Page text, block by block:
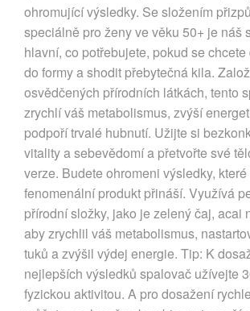
ohromující výsledky. Se složením
speciálně pro ženy ve věku 50+ je náš
hlavní, co potřebujete, pokud se
do formy a shodit přebytečná kila.
osvědčených přírodních látkách, tento
zrychlí váš metabolismus, zvýší
podpoří trvalé hubnutí. Užijte si
vitality a sebevědomí a přetvořte své
verze. Budete ohromeni výsledky, které
fenomenální produkt přináší. Využívá
přírodní složky, jako je zelený čaj, acai
aby zrychlil váš metabolismus,
tuků a zvýšil výdej energie. Tip: K
nejlepších výsledků spalovač užívejte
fyzickou aktivitou. A pro dosažení